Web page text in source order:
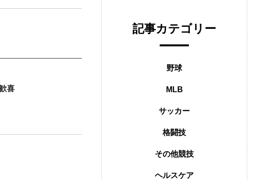
喜
記事カテゴリー
野球
MLB
サッカー
格闘技
その他競技
ヘルスケア